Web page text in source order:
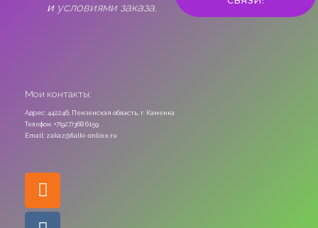
и условиями заказа.
Мои контакты:
Адрес: 442246, Пензенская область, г. Каменка
Телефон: +7(927)368 6159
Email: zakaz@fialki-online.ru
Odnoklassniki
Vk
Instagram
Viber
Whatsapp